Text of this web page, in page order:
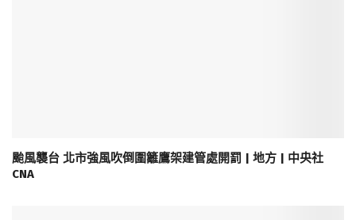
颱風襲台 北市強風吹倒圍籬鷹架建管處開罰 | 地方 | 中央社
CNA